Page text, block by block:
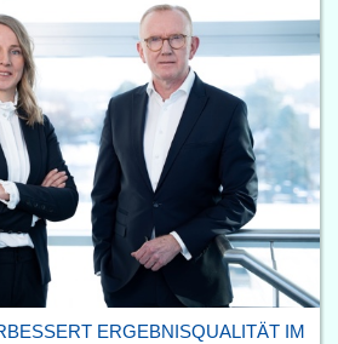
ERGEBNISQUALITÄT IM